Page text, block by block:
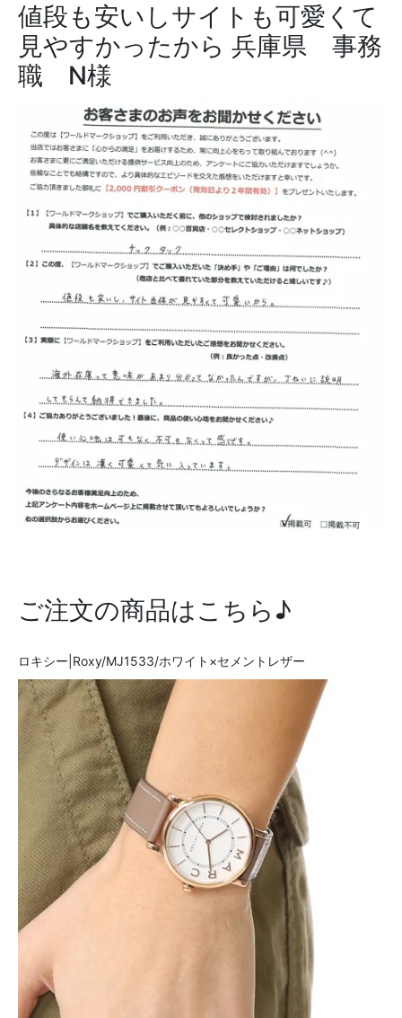
値段も安いしサイトも可愛くて
見やすかったから 兵庫県 事務
職 N様
ご注文の商品はこちら♪
ロキシー|Roxy/MJ1533/ホワイト×セメントレザー